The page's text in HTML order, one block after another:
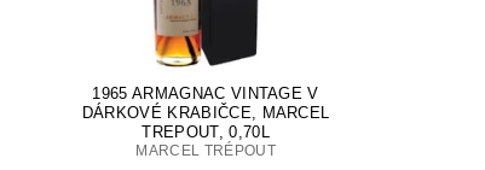
1965 ARMAGNAC VINTAGE V
DÁRKOVÉ KRABIČCE, MARCEL
TREPOUT, 0,70L
MARCEL TRÉPOUT